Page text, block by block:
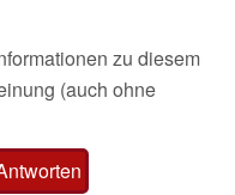
zu diesem
(auch ohne